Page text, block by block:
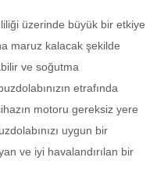
üzerinde büyük bir etkiye
maruz kalacak şekilde
ve soğutma
etrafında
motoru gereksiz yere
uygun bir
ve iyi havalandırılan bir